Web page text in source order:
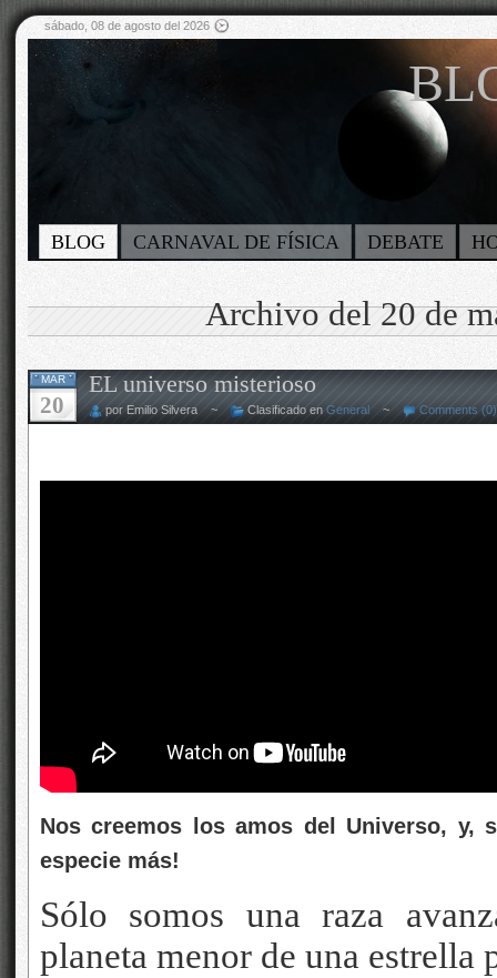
sábado, 08 de agosto del 2026
BLOG CARNAVAL DE FÍSICA DEBATE
Archivo del 20 de
MAR
20
EL universo misterioso
por Emilio Silvera ~ Clasificado en General ~ Comments (0)
Nos creemos los amos del Universo, y,
especie más!
Sólo somos una raza
planeta menor de una estrella